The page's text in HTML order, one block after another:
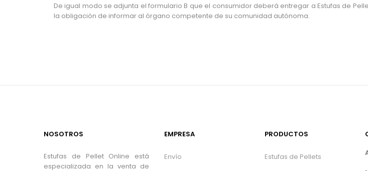
De igual modo se adjunta el formulario B que el consumidor deberá entregar a Estufas de
la obligación de informar al órgano competente de su comunidad autónoma.
NOSOTROS
Estufas de Pellet Online está
especializada en la venta de
EMPRESA
Envío
PRODUCTOS
Estufas de Pellets